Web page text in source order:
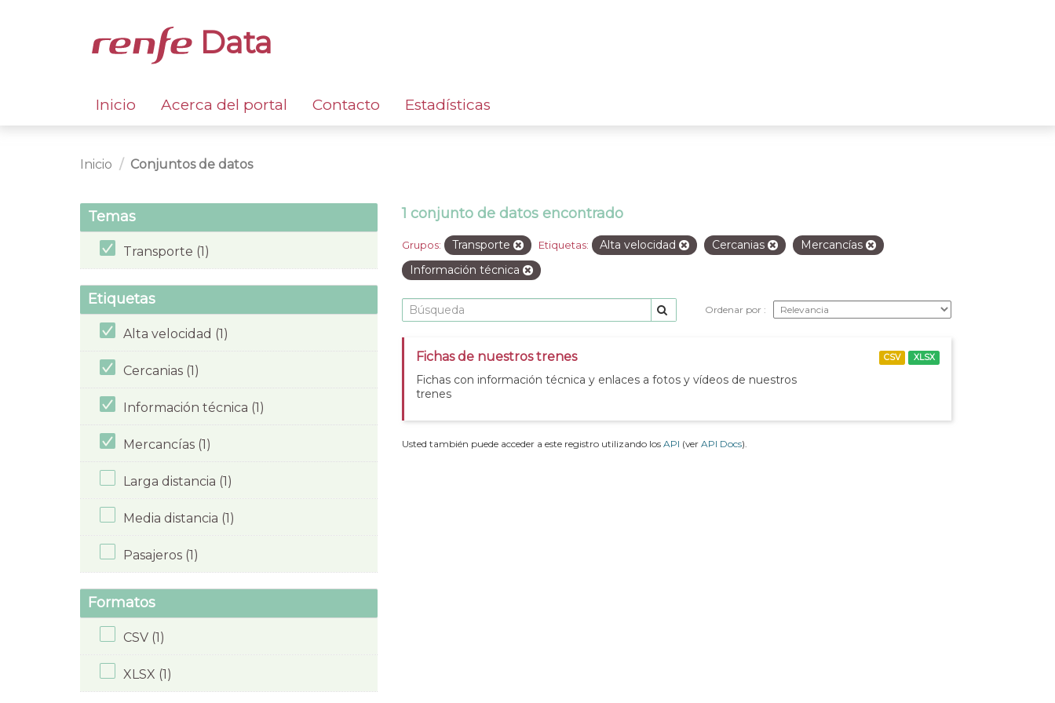
Data
Inicio Acerca del portal Contacto Estadísticas
Inicio Conjuntos de datos
Temas
Transporte (1)
Etiquetas
Alta velocidad (1)
Cercanias (1)
Información técnica (1)
Mercancías (1)
Larga distancia (1)
Media distancia (1)
Pasajeros (1)
Formatos
CSV (1)
XLSX (1)
1 conjunto de datos encontrado
Grupos: Transporte Etiquetas: Alta velocidad Cercanias
Mercancías
Información técnica
Ordenar por
Fichas de nuestros trenes
Fichas con información técnica y enlaces a fotos y vídeos de nuestros
trenes
CSV XLSX
Usted también puede acceder a este registro utilizando los API (ver API Docs).